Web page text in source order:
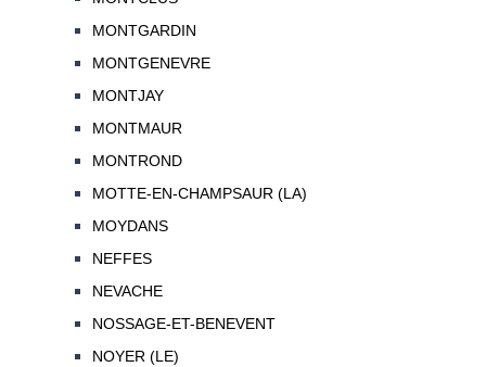
MONTGARDIN
MONTGENEVRE
MONTJAY
MONTMAUR
MONTROND
MOTTE-EN-CHAMPSAUR (LA)
MOYDANS
NEFFES
NEVACHE
NOSSAGE-ET-BENEVENT
NOYER (LE)